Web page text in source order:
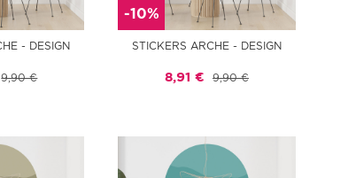
- DESIGN
9,90 €
-10%
STICKERS ARCHE - DESIGN
8,91 € 9,90 €